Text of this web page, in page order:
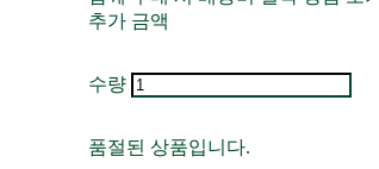
추가 금액
수량
품절된 상품입니다.